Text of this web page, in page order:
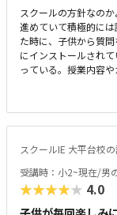
スクールの方針なの
進めていて積極的に
た時に、子供から質
にインストールされ
っている。授業内容
が、積極的に講師が
たものを発表すると
すぐ来れる距離で、
います。駐車場はな
スはあるので子供一
たことはないので詳
思います。気軽に入り
ますので何とも言え
で、妥当な金額と思
グラミングを進めて
スクールIE 大平台校
受講時：小2~現在/男
★★★★★ 4.0